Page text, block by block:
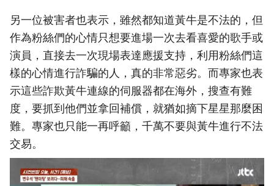
另一位被害者也表示，雖然都知道黃牛是不法的，但
作為粉絲們的心情只想要進場一次去看喜愛的歌手或
演員，直接去一次現場表達應援支持，利用粉絲們這
樣的心情進行詐騙的人，真的非常惡劣。而專家也表
示這些詐欺黃牛連線的伺服器都在海外，搜查有難
度，要抓到他們並拿回補償，就猶如摘下星星那麼困
難。專家也只能一再呼籲，千萬不要與黃牛進行不法
交易。